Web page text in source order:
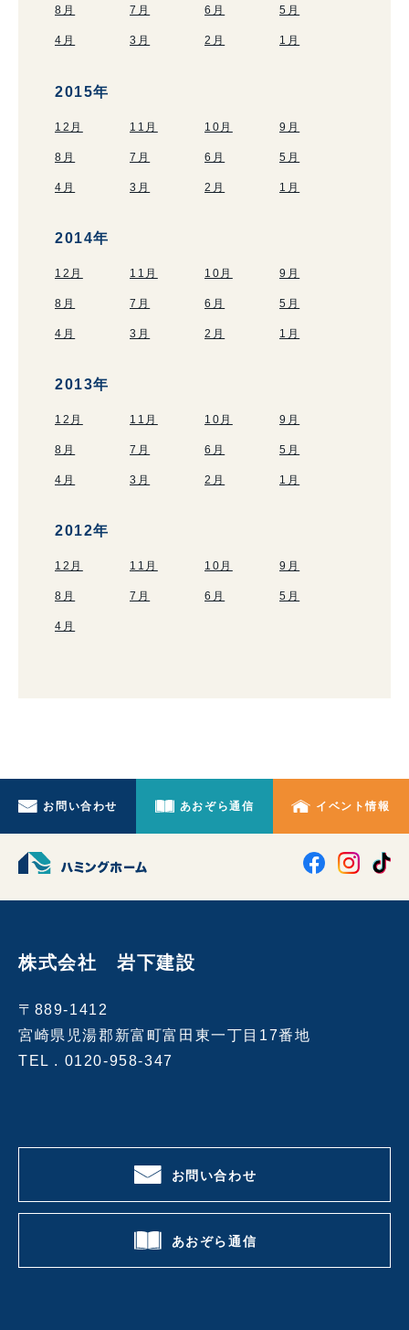
8月 7月 6月 5月
4月 3月 2月 1月
2015年
12月 11月 10月 9月
8月 7月 6月 5月
4月 3月 2月 1月
2014年
12月 11月 10月 9月
8月 7月 6月 5月
4月 3月 2月 1月
2013年
12月 11月 10月 9月
8月 7月 6月 5月
4月 3月 2月 1月
2012年
12月 11月 10月 9月
8月 7月 6月 5月
4月
お問い合わせ あおぞら通信 イベント情報
株式会社 岩下建設
〒889-1412
宮崎県児湯郡新富町富田東一丁目17番地
TEL . 0120-958-347
お問い合わせ
あおぞら通信